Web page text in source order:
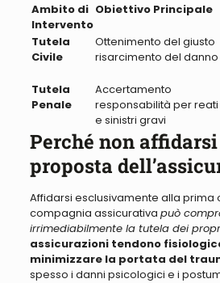
Ambito di
Intervento
Obiettivo Principale
Tutela
Civile
Ottenimento del giusto
risarcimento del danno
Tutela
Penale
Accertamento
responsabilità per reati
e sinistri gravi
Perché non
proposta
Affidarsi esclusivamente alla prima
compagnia assicurativa può
irrimediabilmente la tutela dei
assicurazioni tendono
minimizzare la portata del
spesso i danni psicologici e i